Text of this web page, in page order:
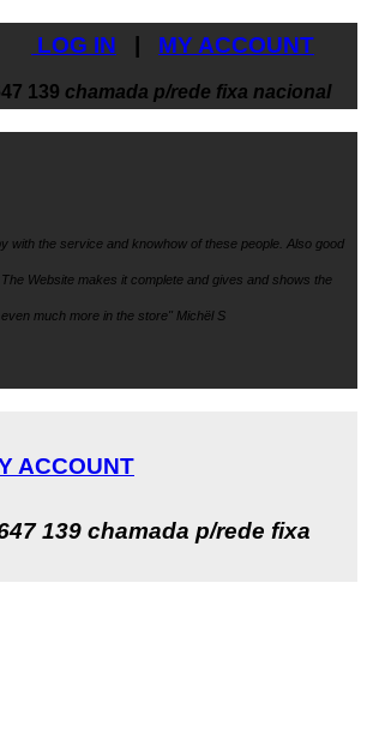
LOG IN MY ACCOUNT
139 chamada p/rede fixa nacional
with the service and knowhow of these people. Also good
Website makes it complete and gives and shows the
much more in the store" Michël S
ACCOUNT
139 chamada p/rede fixa